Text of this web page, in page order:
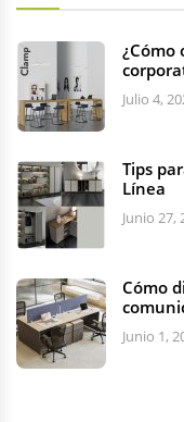
¿Cómo
Julio 4,
Tips
Línea
Junio 27,
Cómo
Junio 1,